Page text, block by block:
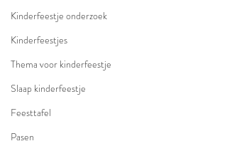
Kinderfeestje onderzoek
Kinderfeestjes
Thema voor kinderfeestje
Slaap kinderfeestje
Feesttafel
Pasen